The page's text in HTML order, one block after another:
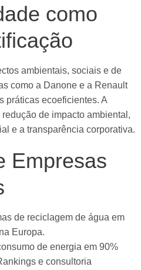
como
ambientais, sociais e de
como a Danone e a Renault
práticas ecoeficientes. A
de impacto ambiental,
e a transparência corporativa.
Empresas
de reciclagem de água em
Europa.
de energia em 90%
e consultoria